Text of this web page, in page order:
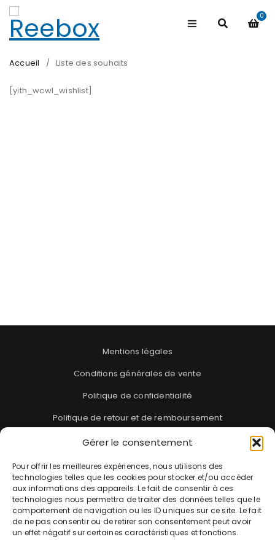
Gérer le consentement
Pour offrir les meilleures expériences, nous utilisons des
technologies telles que les cookies pour stocker et/ou accéder
aux informations des appareils. Le fait de consentir à ces
technologies nous permettra de traiter des données telles que le
comportement de navigation ou les ID uniques sur ce site. Le fait
de ne pas consentir ou de retirer son consentement peut avoir
un effet négatif sur certaines caractéristiques et fonctions.
0
Accueil / Liste des souhaits
[yith_wcwl_wishlist]
Mentions légales
Conditions générales de vente
Politique de confidentialité
Politique de retour et de remboursement
FAQ
Suivi de commande
Contact